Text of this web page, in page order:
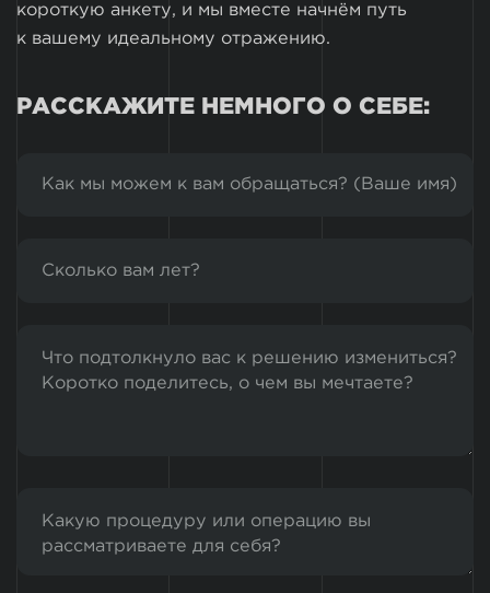
короткую анкету, и мы вместе начнём путь
к вашему идеальному отражению.
РАССКАЖИТЕ НЕМНОГО О СЕБЕ: